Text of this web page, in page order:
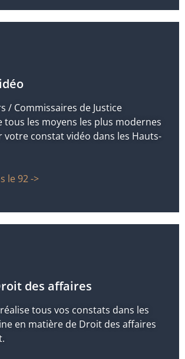
/ Commissaires de Justice
tous les moyens les plus modernes
votre constat vidéo dans les Hauts-
le 92 ->
des affaires
tous vos constats dans les
en matière de Droit des affaires